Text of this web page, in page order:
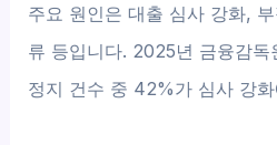
주요 원인은 대출 심사 강화,
류 등입니다. 2025년 금융감독
정지 건수 중 42%가 심사 강